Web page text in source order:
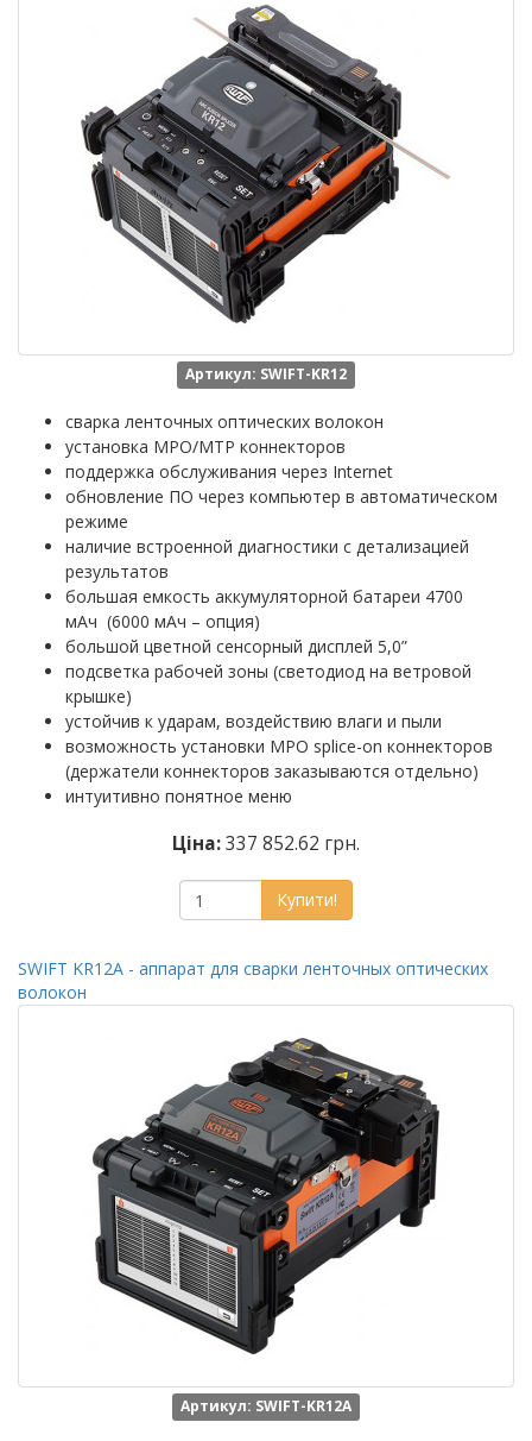
Артикул: SWIFT-KR12
сварка ленточных оптических волокон
установка MPO/MTP коннекторов
поддержка обслуживания через Internet
обновление ПО через компьютер в автоматическом
режиме
наличие встроенной диагностики с детализацией
результатов
большая емкость аккумуляторной батареи 4700
мАч (6000 мАч – опция)
большой цветной сенсорный дисплей 5,0”
подсветка рабочей зоны (светодиод на ветровой
крышке)
устойчив к ударам, воздействию влаги и пыли
возможность установки MPO splice-on коннекторов
(держатели коннекторов заказываются отдельно)
интуитивно понятное меню
Ціна:337 852.62 грн.
Купити!
SWIFT KR12A - аппарат для сварки ленточных оптических
волокон
Артикул: SWIFT-KR12A